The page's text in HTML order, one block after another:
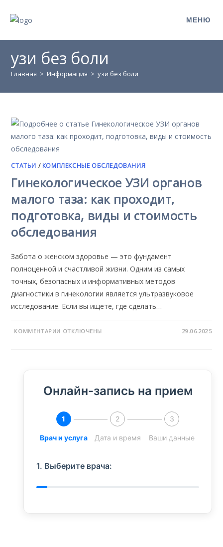
МЕНЮ
узи без боли
Главная > Информация > узи без боли
СТАТЬИ / КОМПЛЕКСНЫЕ ОБСЛЕДОВАНИЯ
Гинекологическое УЗИ органов
малого таза: как проходит,
подготовка, виды и стоимость
обследования
Забота о женском здоровье — это фундамент
полноценной и счастливой жизни. Одним из самых
точных, безопасных и информативных методов
диагностики в гинекологии является ультразвуковое
исследование. Если вы ищете, где сделать…
КОММЕНТАРИИ ОТКЛЮЧЕНЫ 29.06.2025
Онлайн-запись на прием
Врач и услуга Дата и время Ваши данные
1. Выберите врача: